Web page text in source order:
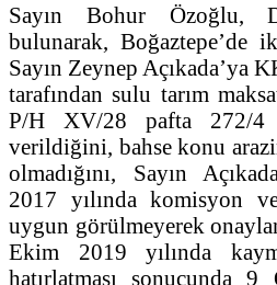
Sayın Bohur Özoğlu,
bulunarak, Boğaztepe’de
Sayın Zeynep Açıkada’ya
tarafından sulu tarım
P/H XV/28 pafta 272/4
verildiğini, bahse konu
olmadığını, Sayın
2017 yılında komisyon
uygun görülmeyerek
Ekim 2019 yılında
hatırlatması sonucunda